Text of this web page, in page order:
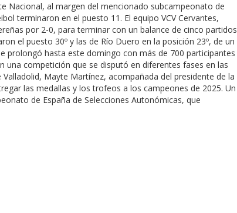
Nacional, al margen del mencionado subcampeonato de
terminaron en el puesto 11. El equipo VCV Cervantes,
por 2-0, para terminar con un balance de cinco partidos
el puesto 30º y las de Río Duero en la posición 23º, de un
prolongó hasta este domingo con más de 700 participantes
una competición que se disputó en diferentes fases en las
Mayte Martínez, acompañada del presidente de la
las medallas y los trofeos a los campeones de 2025. Un
de España de Selecciones Autonómicas, que